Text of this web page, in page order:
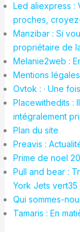
Led aliexpress :
proches,
Manzibar : Si
propriétaire de
Melanie2web :
Mentions légales
Ovtok : · Une
Placewithedits :
intégralement
Plan du site
Preavis :
Prime de noel
Pull and bear :
York Jets vert35
Qui sommes-
Tamaris : En